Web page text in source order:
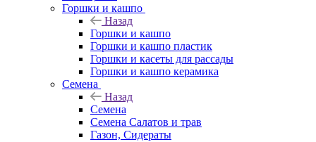
Горшки и кашпо
Назад
Горшки и кашпо
Горшки и кашпо пластик
Горшки и касеты для рассады
Горшки и кашпо керамика
Семена
Назад
Семена
Семена Салатов и трав
Газон, Сидераты